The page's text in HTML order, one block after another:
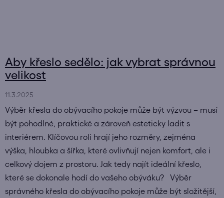
Aby křeslo sedělo: jak vybrat správnou
velikost
11.3.2025
Výběr křesla do obývacího pokoje může být výzvou – musí
být pohodlné, praktické a zároveň esteticky ladit s
interiérem. Klíčovou roli hrají jeho rozměry, zejména
výška, hloubka a šířka, které ovlivňují nejen komfort, ale i
celkový dojem z prostoru. Jak tedy najít ideální křeslo,
které se dokonale hodí do vašeho obýváku? Výběr
správného křesla do obývacího pokoje může být složitější,